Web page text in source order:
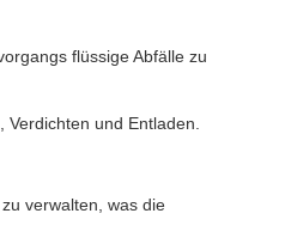
flüssige Abfälle zu
und Entladen.
verwalten, was die